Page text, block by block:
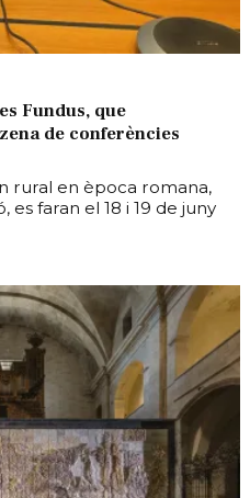
Fundus, que
de conferències
rural en època romana,
es faran el 18 i 19 de juny